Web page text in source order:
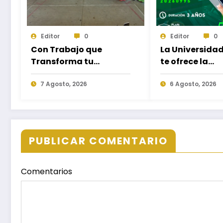
Editor 0
Con Trabajo que
Transforma tu
Municipio, Salomón
Jara impulsa el
Minas
7 Agosto, 2026
Editor 0
La Universidad
te ofrece la
oportunidad
estudiar
Campus
Puerto
Ixtepec y en la
Juchitán.
6 Agosto, 2026
PUBLICAR COMENTARIO
Comentarios